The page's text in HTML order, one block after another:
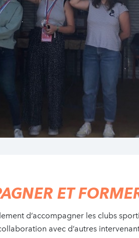
ET
d’accompagner les clubs
avec d’autres